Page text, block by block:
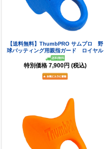
【送料無料】ThumbPRO サムプロ 野
球バッティング用親指ガード ロイヤル
特別価格 7,900円 (税込)